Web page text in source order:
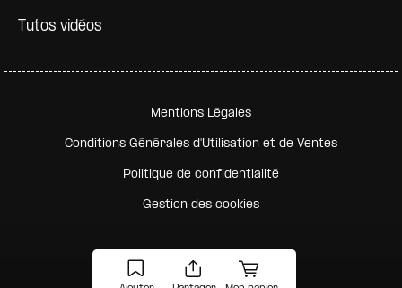
Tutos vidéos
Pied de page secondaire
Mentions Légales
Conditions Générales d'Utilisation et de Ventes
Politique de confidentialité
Gestion des cookies